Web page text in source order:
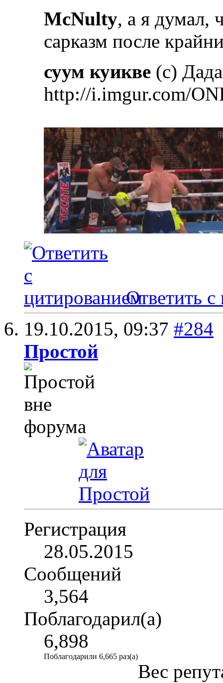
McNulty, а я думал,
сарказм после
суум куикве (с)
http://i.imgur.com/
Ответить с
19.10.2015, 09:37 #284
Простой
Регистрация
28.05.2015
Сообщений
3,564
Поблагодарил(а)
6,898
Поблагодарили 6,665 раз(а)
Вес